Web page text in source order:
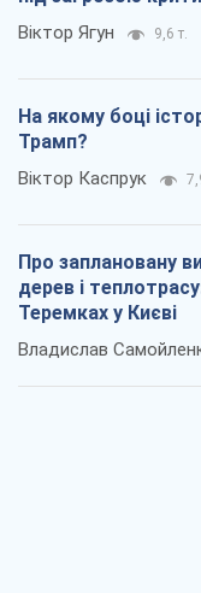
Віктор Ягун 9,6 т.
На якому боці
Трамп?
Віктор Каспрук
Про заплановану
дерев і
Теремках у Києві
Владислав